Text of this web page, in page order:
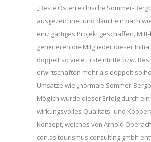
„Beste Österreichische Sommer-
ausgezeichnet und damit ein nach
einzigartiges Projekt geschaffen.
generieren die Mitglieder dieser
doppelt so viele Ersteintritte bzw.
erwirtschaften mehr als doppelt so
Umsätze wie „normale Sommer-
Möglich wurde dieser Erfolg durch ein
wirkungsvolles Qualitäts- und
Konzept, welches von Arnold
con.os tourismus.consulting gmbh